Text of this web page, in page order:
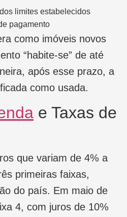
limites estabelecidos
pagamento
como imóveis novos
“habite-se” de até
após esse prazo, a
como usada.
e Taxas de
que variam de 4% a
primeiras faixas,
do país. Em maio de
4, com juros de 10%